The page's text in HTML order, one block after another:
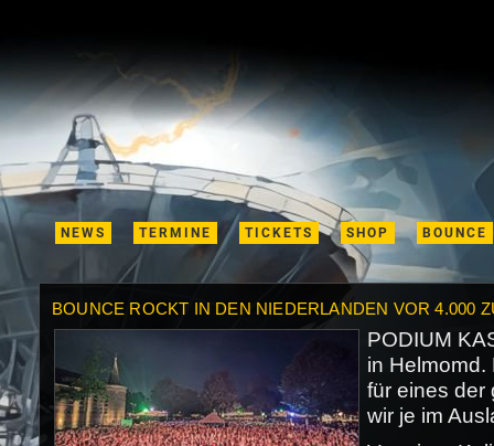
NEWS TERMINE TICKETS SHOP BOUNCE
BOUNCE ROCKT IN DEN NIEDERLANDEN VOR 4.000
PODIUM
in
für eines der
wir je im